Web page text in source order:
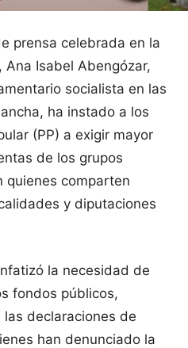
prensa celebrada en la
Ana Isabel Abengózar,
socialista en las
ha instado a los
(PP) a exigir mayor
de los grupos
quienes comparten
y diputaciones
la necesidad de
fondos públicos,
declaraciones de
han denunciado la